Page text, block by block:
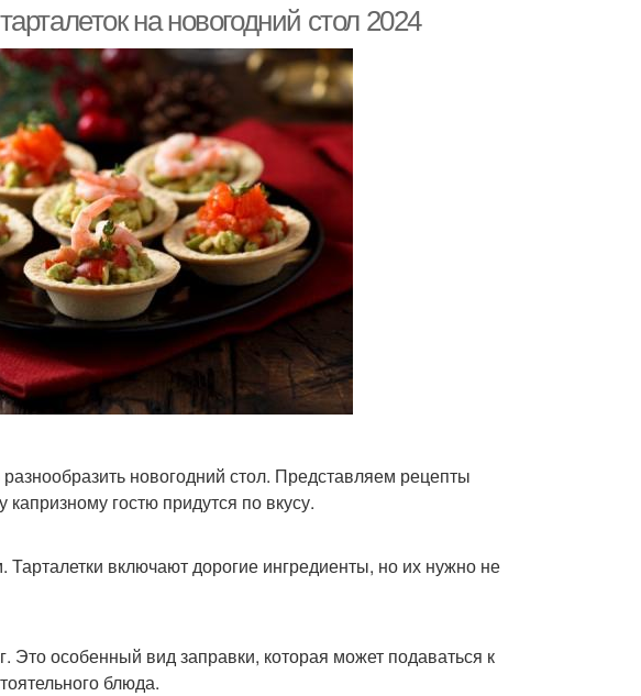
на новогодний стол 2024
новогодний стол. Представляем рецепты
гостю придутся по вкусу.
включают дорогие ингредиенты, но их нужно не
Это особенный вид заправки, которая может подаваться к
блюда.